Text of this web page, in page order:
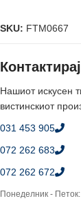
SKU: FTM0667
Нашиот искусен
вистинскиот
031 453 905
072 262 683
072 262 672
Понеделник -